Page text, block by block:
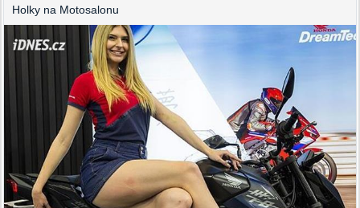
Holky na Motosalonu